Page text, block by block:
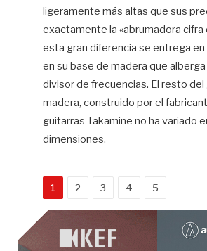
ligeramente más altas que sus
exactamente la «abrumadora cifra
esta gran diferencia se entrega
en su base de madera que
divisor de frecuencias. El resto
madera, construido por el
guitarras Takamine no ha variado
dimensiones.
1 2 3 4 5